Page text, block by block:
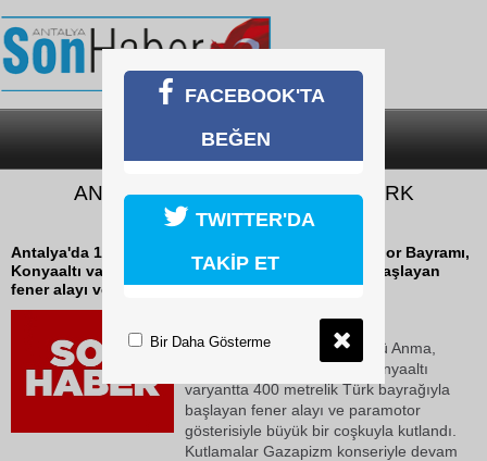
SON DAKİKA
ANTALYA’DA 400 METRELİK TÜRK
BAYRAĞIYLA FENER ALAYI
Antalya'da 19 Mayıs Atatürk'ü Anma, Gençlik ve Spor Bayramı,
Konyaaltı varyantta 400 metrelik Türk bayrağıyla başlayan
fener alayı ve paramotor gösterisiyle...
19 Mayıs 2026 Salı 22:28
Antalya'da 19 Mayıs Atatürk'ü Anma,
Gençlik ve Spor Bayramı, Konyaaltı
varyantta 400 metrelik Türk bayrağıyla
başlayan fener alayı ve paramotor
gösterisiyle büyük bir coşkuyla kutlandı.
Kutlamalar Gazapizm konseriyle devam
FACEBOOK'TA
BEĞEN
TWITTER'DA
TAKİP ET
Bir Daha Gösterme